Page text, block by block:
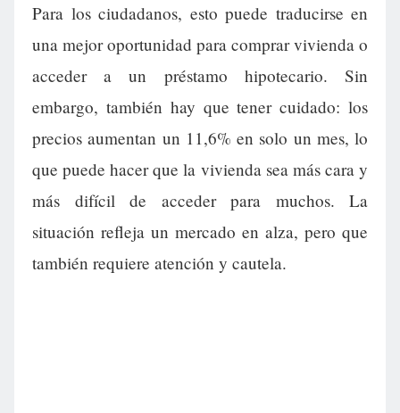
Para los ciudadanos, esto puede traducirse en
una mejor oportunidad para comprar vivienda o
acceder a un préstamo hipotecario. Sin
embargo, también hay que tener cuidado: los
precios aumentan un 11,6% en solo un mes, lo
que puede hacer que la vivienda sea más cara y
más difícil de acceder para muchos. La
situación refleja un mercado en alza, pero que
también requiere atención y cautela.